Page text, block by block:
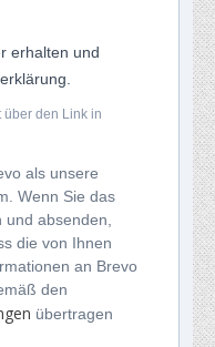
erhalten und
über den Link in
als unsere
Wenn Sie das
absenden,
die von Ihnen
an Brevo
den
übertragen